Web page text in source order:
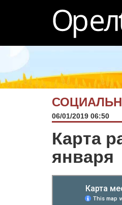
06/01/2019 06:50
Карта
января